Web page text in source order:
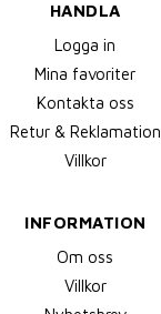
HANDLA
Logga in
Mina favoriter
Kontakta oss
Retur & Reklamation
Villkor
INFORMATION
Om oss
Villkor